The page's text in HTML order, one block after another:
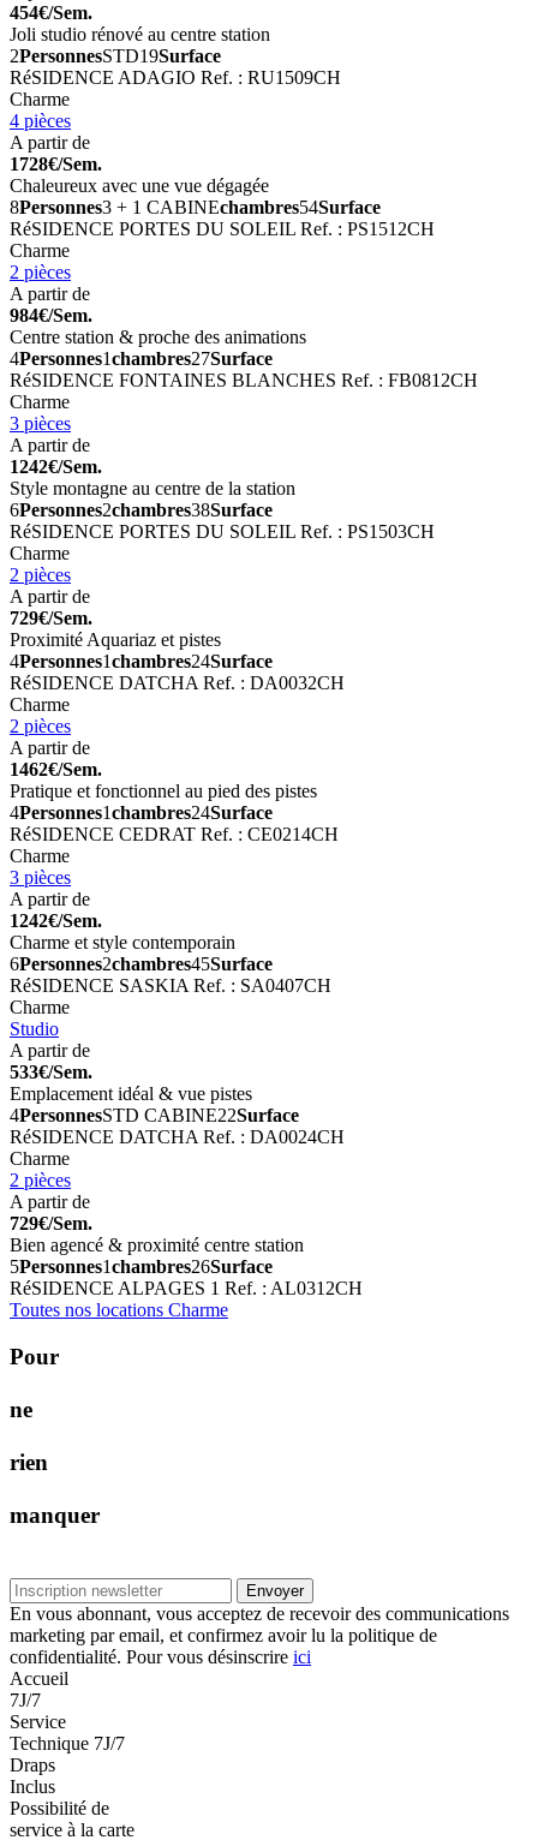
454€/Sem.
Joli studio rénové au centre station
2PersonnesSTD19Surface
RéSIDENCE ADAGIO Ref. : RU1509CH
Charme
4 pièces
A partir de
1728€/Sem.
Chaleureux avec une vue dégagée
8Personnes3 + 1 CABINEchambres54Surface
RéSIDENCE PORTES DU SOLEIL Ref. : PS1512CH
Charme
2 pièces
A partir de
984€/Sem.
Centre station & proche des animations
4Personnes1chambres27Surface
RéSIDENCE FONTAINES BLANCHES Ref. : FB0812CH
Charme
3 pièces
A partir de
1242€/Sem.
Style montagne au centre de la station
6Personnes2chambres38Surface
RéSIDENCE PORTES DU SOLEIL Ref. : PS1503CH
Charme
2 pièces
A partir de
729€/Sem.
Proximité Aquariaz et pistes
4Personnes1chambres24Surface
RéSIDENCE DATCHA Ref. : DA0032CH
Charme
2 pièces
A partir de
1462€/Sem.
Pratique et fonctionnel au pied des pistes
4Personnes1chambres24Surface
RéSIDENCE CEDRAT Ref. : CE0214CH
Charme
3 pièces
A partir de
1242€/Sem.
Charme et style contemporain
6Personnes2chambres45Surface
RéSIDENCE SASKIA Ref. : SA0407CH
Charme
Studio
A partir de
533€/Sem.
Emplacement idéal & vue pistes
4PersonnesSTD CABINE22Surface
RéSIDENCE DATCHA Ref. : DA0024CH
Charme
2 pièces
A partir de
729€/Sem.
Bien agencé & proximité centre station
5Personnes1chambres26Surface
RéSIDENCE ALPAGES 1 Ref. : AL0312CH
Toutes nos locations Charme
Pour
ne
rien
manquer
Envoyer
En vous abonnant, vous acceptez de recevoir des communications
marketing par email, et confirmez avoir lu la politique de
confidentialité. Pour vous désinscrire ici
Accueil
7J/7
Service
Technique 7J/7
Draps
Inclus
Possibilité de
service à la carte